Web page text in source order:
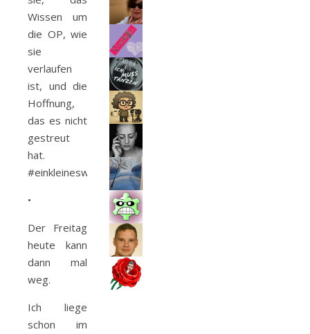
Wissen um
die OP, wie
sie
verlaufen
ist, und die
Hoffnung,
das es nicht
gestreut
hat.
#einkleineswunderbitte
•
Der Freitag
heute kann
dann mal
weg.
Ich liege
schon im